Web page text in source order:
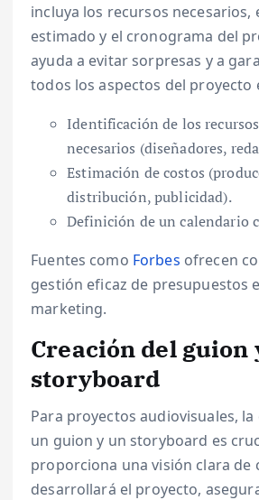
incluya los recursos necesarios,
estimado y el cronograma del
ayuda a evitar sorpresas y a
todos los aspectos del proyecto
Identificación de los
necesarios (diseñadores,
Estimación de costos
distribución, publicidad).
Definición de un calendario
Fuentes como Forbes ofrecen
gestión eficaz de presupuestos
marketing.
Creación del guion
storyboard
Para proyectos audiovisuales,
un guion y un storyboard es
proporciona una visión clara de
desarrollará el proyecto,